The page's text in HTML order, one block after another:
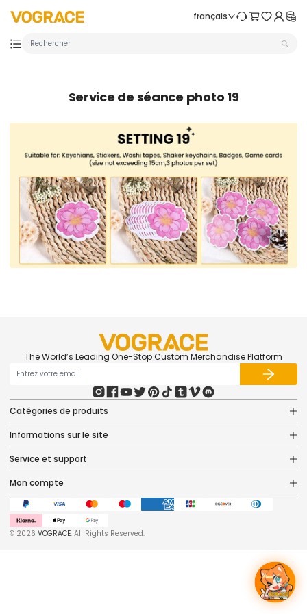
VOGRACE français
Service de séance photo 19
The World’s Leading One-Stop Custom Merchandise Platform
Catégories de produits
Informations sur le site
Service et support
Mon compte
© 2026 VOGRACE. All Rights Reserved.